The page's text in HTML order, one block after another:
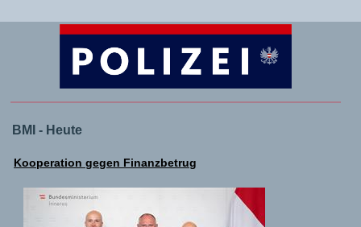
BMI - Heute
Kooperation gegen Finanzbetrug